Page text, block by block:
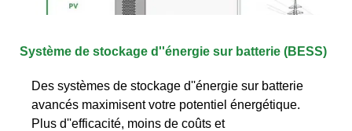
Système de stockage d''énergie sur batterie (BESS)
Des systèmes de stockage d''énergie sur batterie
avancés maximisent votre potentiel énergétique.
Plus d''efficacité, moins de coûts et